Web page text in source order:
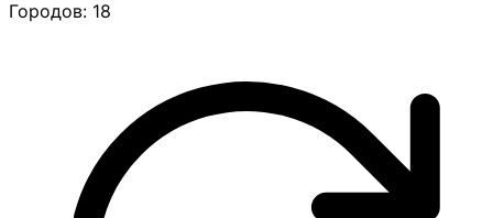
Городов: 18